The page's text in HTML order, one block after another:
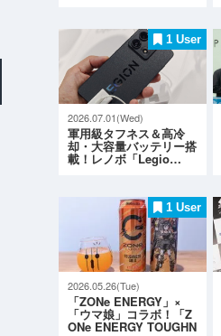
1 User
2026.07.01(Wed)
軍用級タフネス＆高冷
却・大容量バッテリー搭
載！レノボ「Legio…
1 User
2026.05.26(Tue)
「ZONe ENERGY」×
「ウマ娘」コラボ！「Z
ONe ENERGY TOUGHN